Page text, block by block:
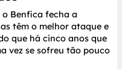
o Benfica fecha a
têm o melhor ataque e
que há cinco anos que
vez se sofreu tão pouco